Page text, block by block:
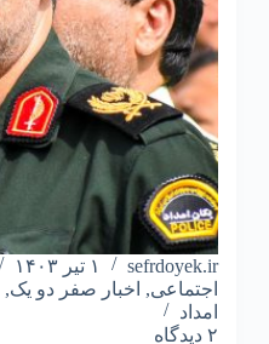
sefrdoyek.ir
۱ تیر ۱۴۰۳
اجتماعی, اخبار صفر دو یک,
امداد
۲ دیدگاه